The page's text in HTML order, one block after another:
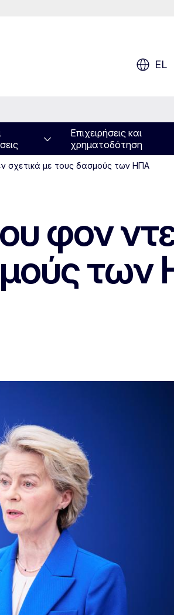
EL
Επιχειρήσεις και
χρηματοδότηση
σχετικά με τους δασμούς των ΗΠΑ
φον